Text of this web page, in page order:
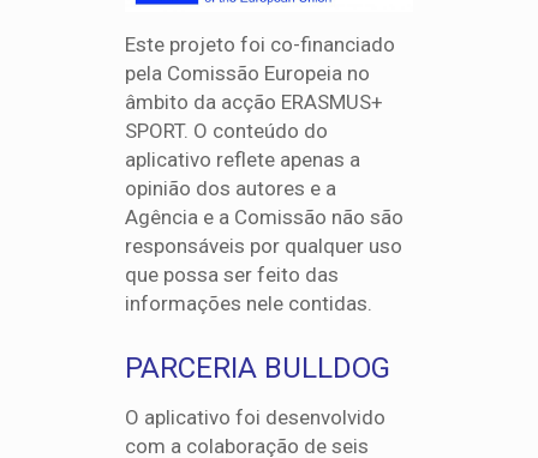
Este projeto foi co-financiado
pela Comissão Europeia no
âmbito da acção ERASMUS+
SPORT. O conteúdo do
aplicativo reflete apenas a
opinião dos autores e a
Agência e a Comissão não são
responsáveis por qualquer uso
que possa ser feito das
informações nele contidas.
PARCERIA BULLDOG
O aplicativo foi desenvolvido
com a colaboração de seis